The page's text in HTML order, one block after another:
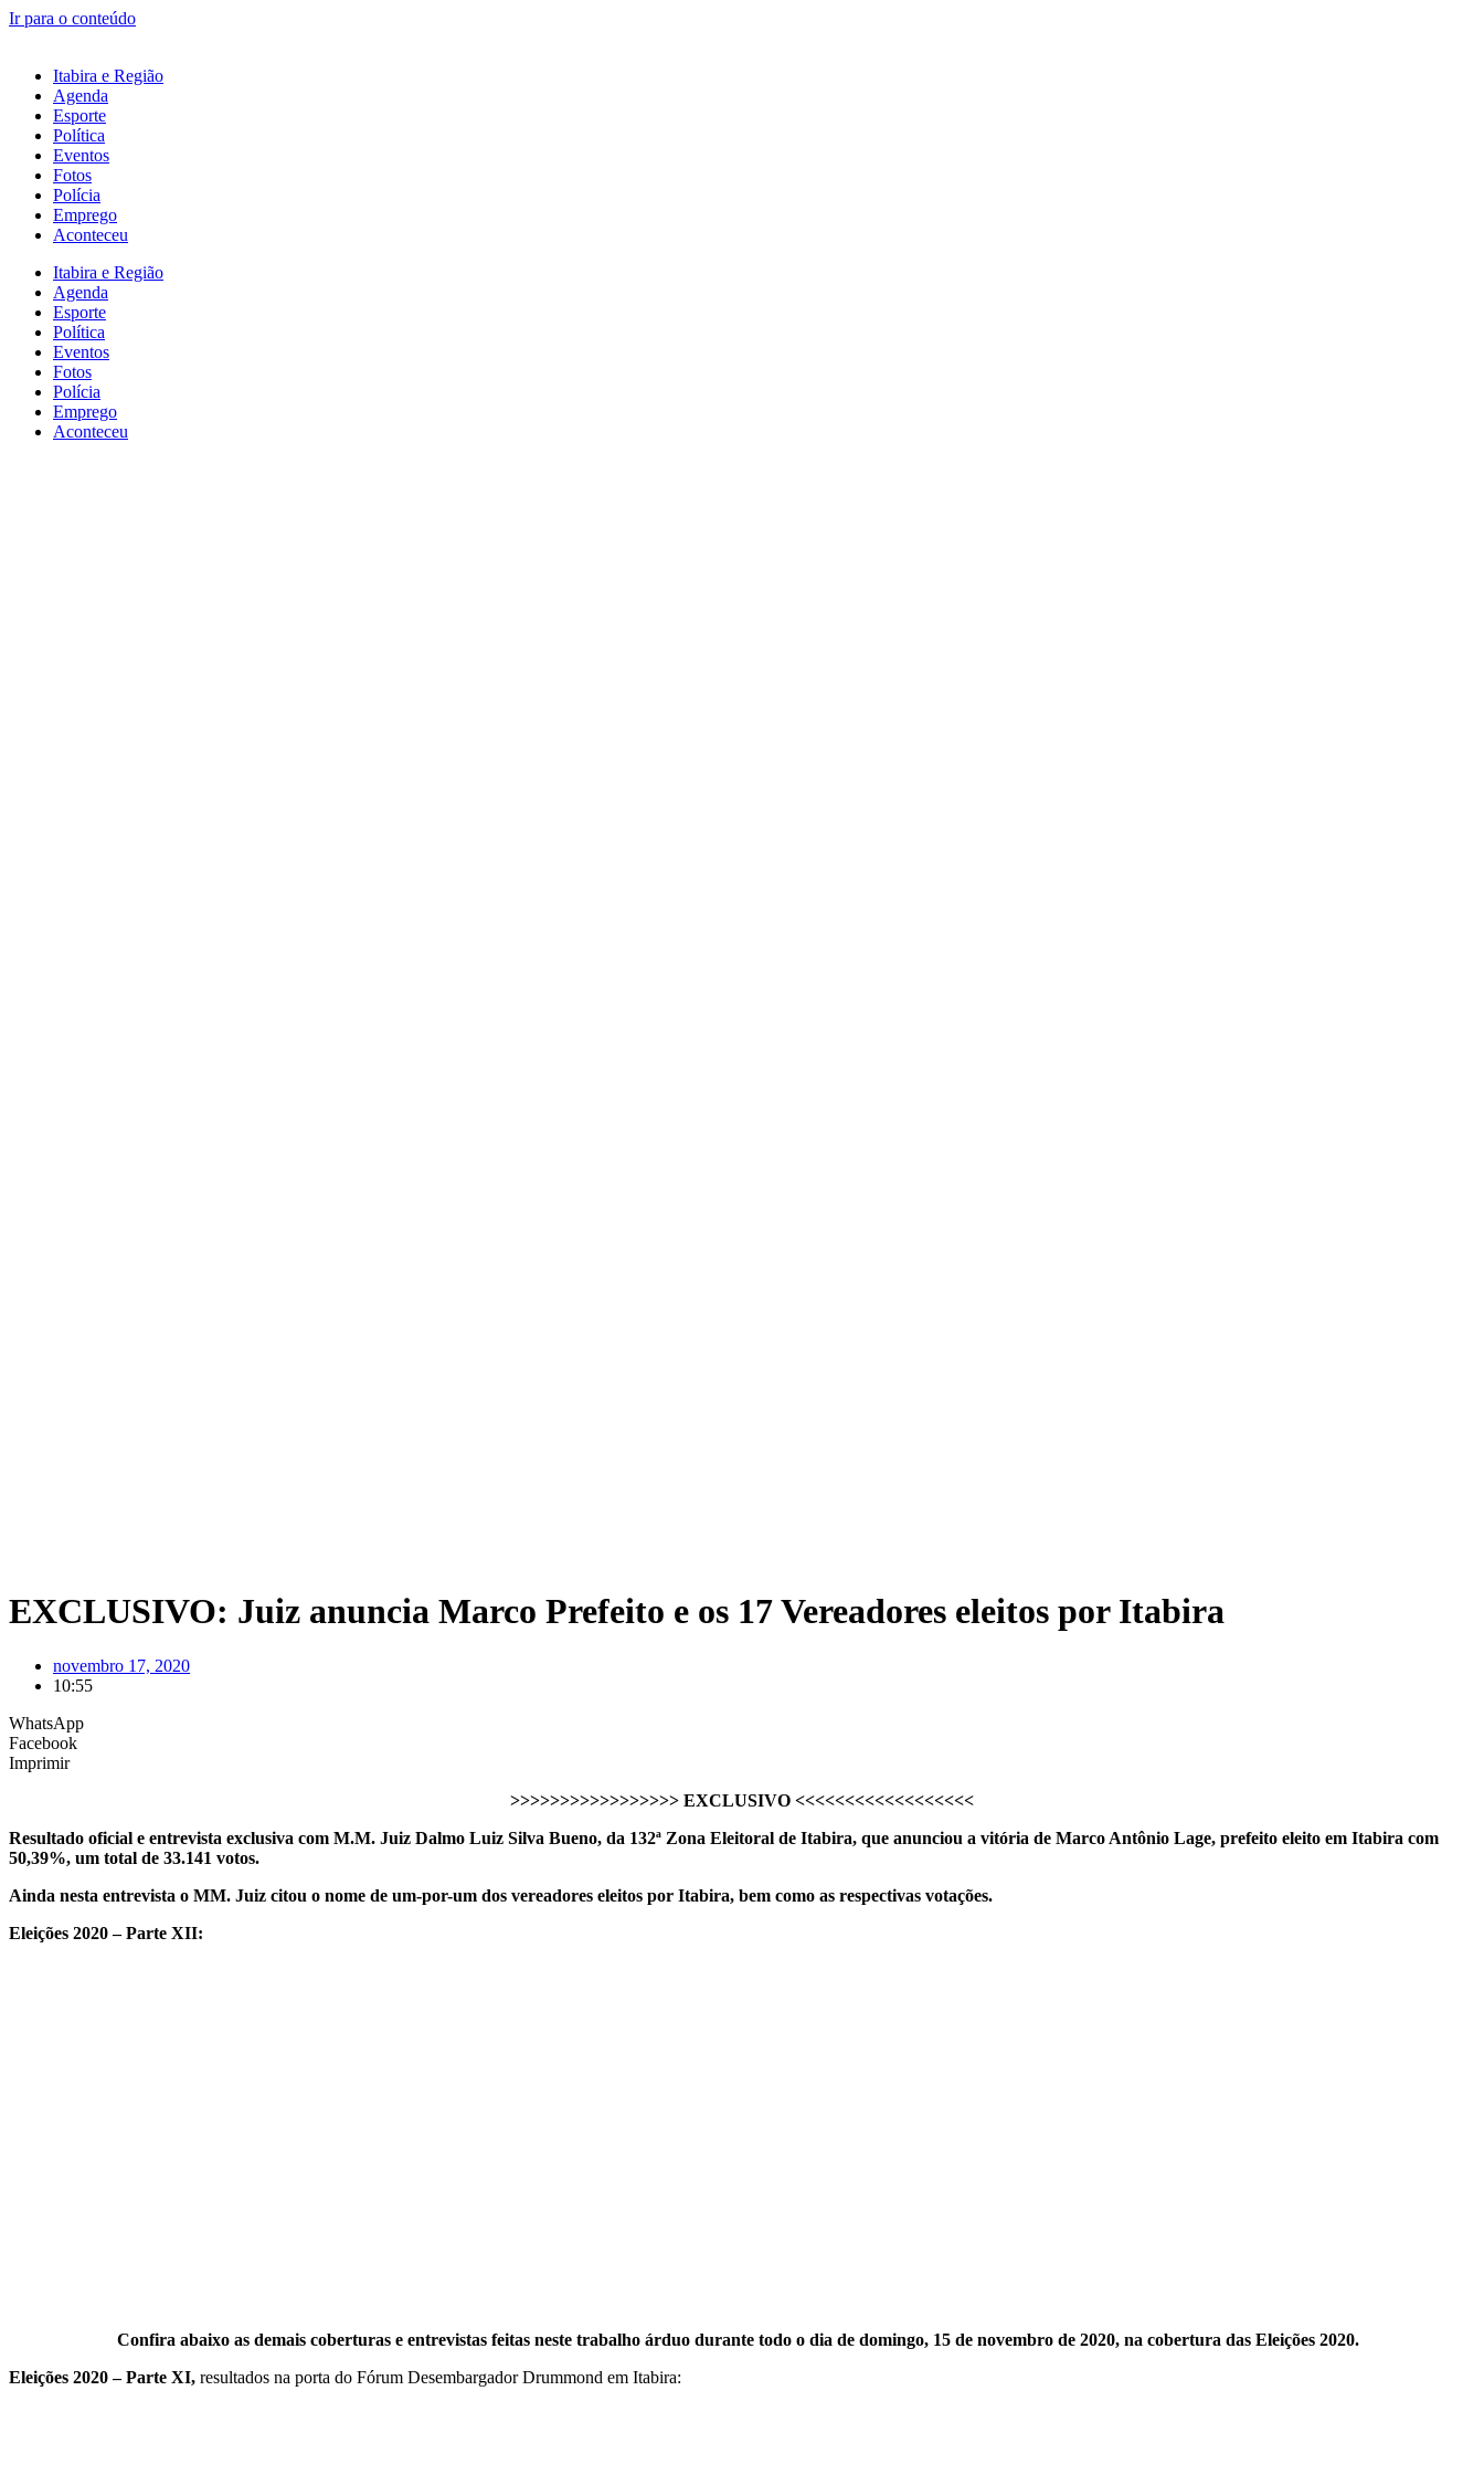
Ir para o conteúdo
Itabira e Região
Agenda
Esporte
Política
Eventos
Fotos
Polícia
Emprego
Aconteceu
Itabira e Região
Agenda
Esporte
Política
Eventos
Fotos
Polícia
Emprego
Aconteceu
EXCLUSIVO: Juiz anuncia Marco Prefeito e os 17 Vereadores eleitos por Itabira
novembro 17, 2020
10:55
WhatsApp
Facebook
Imprimir
>>>>>>>>>>>>>>>>> EXCLUSIVO <<<<<<<<<<<<<<<<<<
Resultado oficial e entrevista exclusiva com M.M. Juiz Dalmo Luiz Silva Bueno, da 132ª Zona Eleitoral de Itabira, que anunciou a vitória de Marco Antônio Lage, prefeito eleito em Itabira com
50,39%, um total de 33.141 votos.
Ainda nesta entrevista o MM. Juiz citou o nome de um-por-um dos vereadores eleitos por Itabira, bem como as respectivas votações.
Eleições 2020 – Parte XII:
Confira abaixo as demais coberturas e entrevistas feitas neste trabalho árduo durante todo o dia de domingo, 15 de novembro de 2020, na cobertura das Eleições 2020.
Eleições 2020 – Parte XI, resultados na porta do Fórum Desembargador Drummond em Itabira: